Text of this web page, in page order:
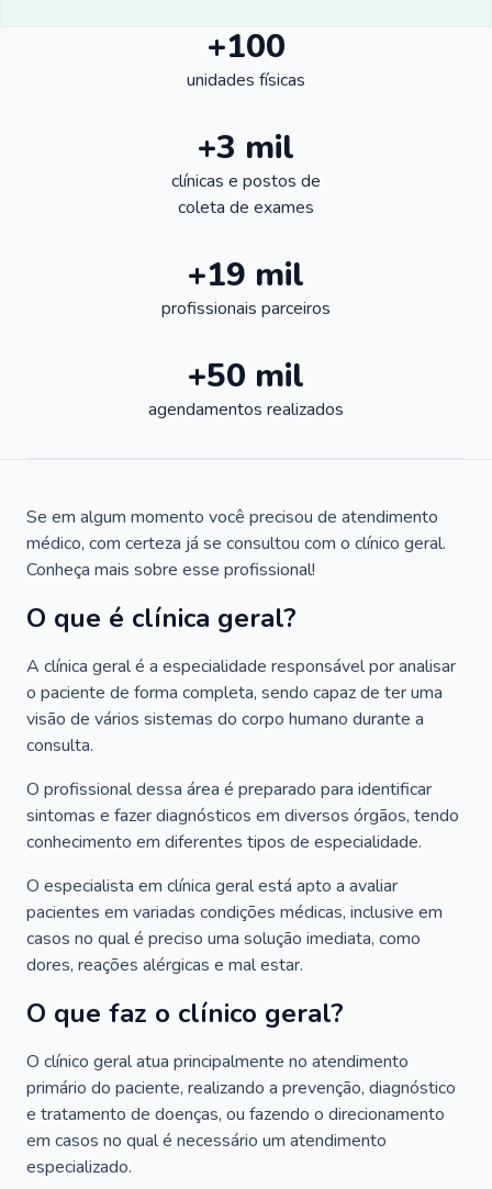
+100
unidades físicas
+3 mil
clínicas e postos de
coleta de exames
+19 mil
profissionais parceiros
+50 mil
agendamentos realizados
Se em algum momento você precisou de atendimento
médico, com certeza já se consultou com o clínico geral.
Conheça mais sobre esse profissional!
O que é clínica geral?
A clínica geral é a especialidade responsável por analisar
o paciente de forma completa, sendo capaz de ter uma
visão de vários sistemas do corpo humano durante a
consulta.
O profissional dessa área é preparado para identificar
sintomas e fazer diagnósticos em diversos órgãos, tendo
conhecimento em diferentes tipos de especialidade.
O especialista em clínica geral está apto a avaliar
pacientes em variadas condições médicas, inclusive em
casos no qual é preciso uma solução imediata, como
dores, reações alérgicas e mal estar.
O que faz o clínico geral?
O clínico geral atua principalmente no atendimento
primário do paciente, realizando a prevenção, diagnóstico
e tratamento de doenças, ou fazendo o direcionamento
em casos no qual é necessário um atendimento
especializado.